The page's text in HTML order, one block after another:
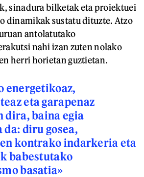
sinadura bilketak eta proiektuei
dinamikak sustatu dituzte. Atzo
antolatutako
nahi izan zuten nolako
herri horietan guztietan.
energetikoaz,
eta garapenaz
dira, baina egia
da: diru gosea,
kontrako indarkeria eta
babestutako
basatia»